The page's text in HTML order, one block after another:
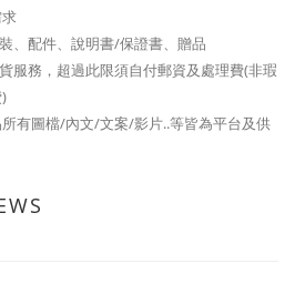
、配件、說明書/保證書、贈品
服務，超過此限須自付郵資及處理費(非瑕
所有圖檔/內文/文案/影片..等皆為平台及供